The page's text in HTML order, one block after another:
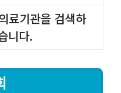
료기관을 검색하
니다.